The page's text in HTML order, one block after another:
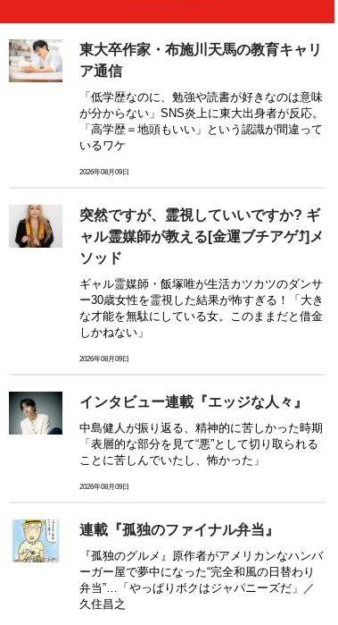
東大卒作家・布施川天馬の教育キャリ
ア通信
「低学歴なのに、勉強や読書が好きなのは意味
が分からない」SNS炎上に東大出身者が反応。
「高学歴＝地頭もいい」という認識が間違って
いるワケ
2026年08月09日
突然ですが、霊視していいですか? ギ
ャル霊媒師が教える[金運ブチアゲ⤴]メ
ソッド
ギャル霊媒師・飯塚唯が生活カツカツのダンサ
ー30歳女性を霊視した結果が怖すぎる！「大き
な才能を無駄にしている女。このままだと借金
しかねない」
2026年08月09日
インタビュー連載『エッジな人々』
中島健人が振り返る、精神的に苦しかった時期
「表層的な部分を見て“悪”として切り取られる
ことに苦しんでいたし、怖かった」
2026年08月09日
連載『孤独のファイナル弁当』
『孤独のグルメ』原作者がアメリカンなハンバ
ーガー屋で夢中になった“完全和風の日替わり
弁当”…「やっぱりボクはジャパニーズだ」／
久住昌之